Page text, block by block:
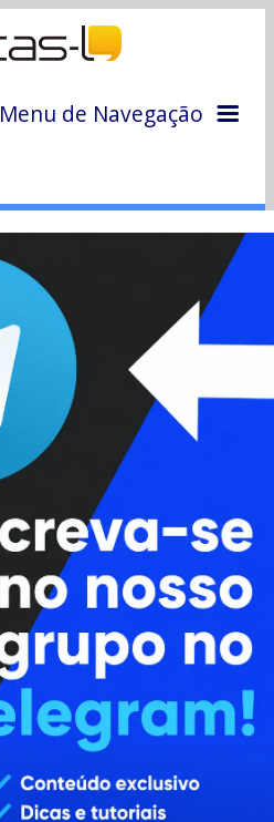
Menu de Navegação
Colunas
Colaboradores
Cursos
Enviar Dica